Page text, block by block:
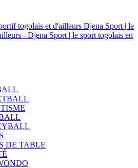
Djena Sport | le
- Djena Sport | le sport togolais en
DE TABLE